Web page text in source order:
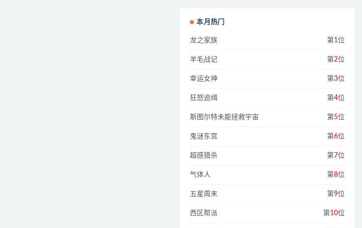
本月热门
龙之家族 第1位
羊毛战记 第2位
幸运女神 第3位
狂怒追缉 第4位
斯图尔特未能拯救宇宙 第5位
鬼谜东宫 第6位
超感猎杀 第7位
气体人 第8位
五星周末 第9位
西区帮派 第10位